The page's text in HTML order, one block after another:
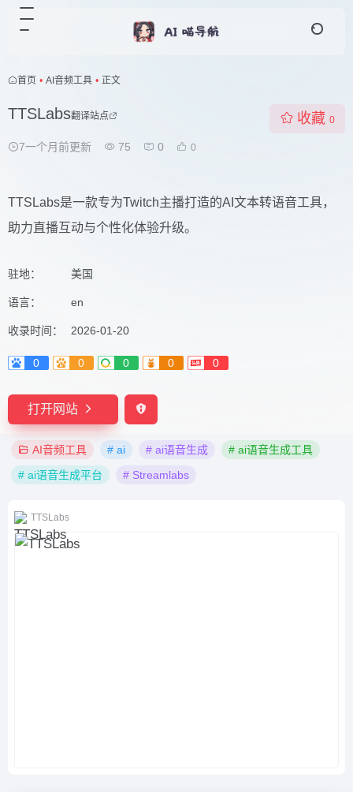
首页 • AI音频工具 • 正文
TTSLabs翻译站点
7一个月前更新 75 0 0
收藏 0
TTSLabs是一款专为Twitch主播打造的AI文本转语音工具，
助力直播互动与个性化体验升级。
驻地： 美国
语言： en
收录时间： 2026-01-20
0 0 0 0 0
打开网站
AI音频工具 # ai # ai语音生成
# ai语音生成工具
# ai语音生成平台
# Streamlabs
TTSLabs